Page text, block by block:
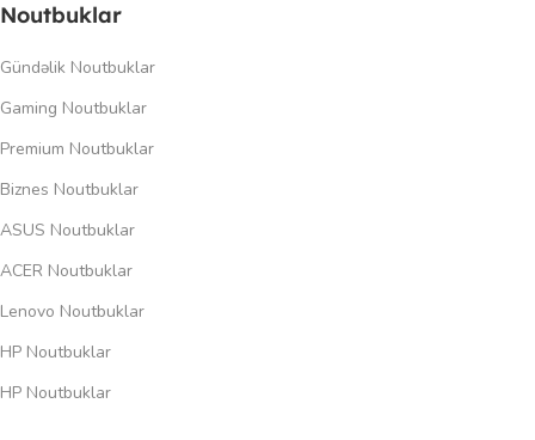
Noutbuklar
Gündəlik Noutbuklar
Gaming Noutbuklar
Premium Noutbuklar
Biznes Noutbuklar
ASUS Noutbuklar
ACER Noutbuklar
Lenovo Noutbuklar
HP Noutbuklar
HP Noutbuklar